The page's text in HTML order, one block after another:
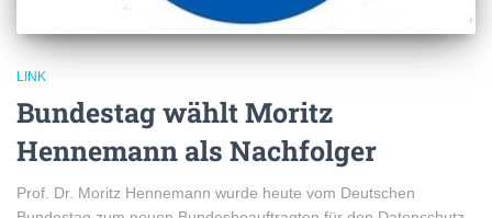
LINK
Bundestag wählt Moritz
Hennemann als Nachfolger
Prof. Dr. Moritz Hennemann wurde heute vom Deutschen